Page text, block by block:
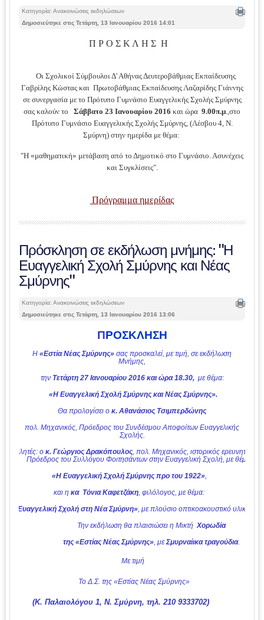
Κατηγορία: Ανακοινώσεις εκδηλώσεων
Δημοσιεύτηκε στις Τετάρτη, 13 Ιανουαρίου 2016 14:01
Π Ρ Ο Σ Κ Λ Η Σ Η
Οι Σχολικοί Σύμβουλοι Δ' Αθήνας Δευτεροβάθμιας Εκπαίδευσης
Γαβρίλης Κώστας και Πρωτοβάθμιας Εκπαίδευσης Λαζαρίδης Γιάννης
σε συνεργασία με το Πρότυπο Γυμνάσιο Ευαγγελικής Σχολής Σμύρνης
σας καλούν το
Σάββατο 23 Ιανουαρίου 2016 και ώρα 9.00π.μ.,στο
Πρότυπο Γυμνάσιο Ευαγγελικής Σχολής Σμύρνης, (Λέσβου 4, Ν.
Σμύρνη) στην ημερίδα με θέμα:
"Η «μαθηματική» μετάβαση από το Δημοτικό στο Γυμνάσιο. Ασυνέχεις
και Συγκλίσεις".
Πρόγραμμα ημερίδας
Πρόσκληση σε εκδήλωση μνήμης: "Η
Ευαγγελική Σχολή Σμύρνης και Νέας
Σμύρνης"
Κατηγορία: Ανακοινώσεις εκδηλώσεων
Δημοσιεύτηκε στις Τετάρτη, 13 Ιανουαρίου 2016 13:06
ΠΡΟΣΚΛΗΣΗ
Η «Εστία Νέας Σμύρνης» σας προσκαλεί, με τιμή, σε εκδήλωση
Μνήμης,
την Τετάρτη 27 Ιανουαρίου 2016 και ώρα 18.30, με θέμα:
«Η Ευαγγελική Σχολή Σμύρνης και Νέας Σμύρνης».
Θα προλογίσει ο κ. Αθανάσιος Τσιμπερδώνης
πολ. Μηχανικός, Πρόεδρος του Συνδέσμου Αποφοίτων Ευαγγελικής
Σχολής.
Ομιλητές: οκ. Γεώργιος Δρακόπουλος, πολ. Μηχανικός, ιστορικός ερευνητής,
Πρόεδρος του Συλλόγου Φοιτησάντων στην Ευαγγελική Σχολή, με θέμα :
«Η Ευαγγελική Σχολή Σμύρνης προ του 1922»,
και ηκα Τόνια Καφετζάκη, φιλόλογος, με θέμα:
«Η Ευαγγελική Σχολή στη Νέα Σμύρνη», με πλούσιο οπτικοακουστικό υλικό.
Την εκδήλωση θα πλαισιώσει η ΜικτήΧορωδία
της «Εστίας Νέας Σμύρνης», μεΣμυρναίικα τραγούδια.
Με τιμή
Το Δ.Σ. της «Εστίας Νέας Σμύρνης»
(Κ. Παλαιολόγου 1, Ν. Σμύρνη, τηλ. 210 9333702)